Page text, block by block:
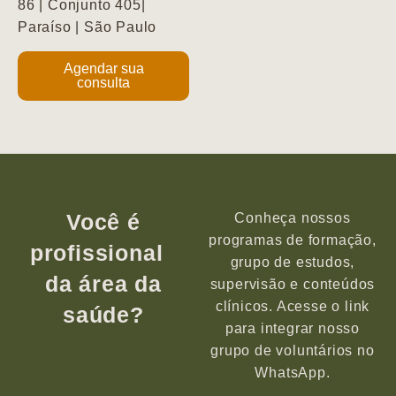
86 | Conjunto 405|
Paraíso | São Paulo
Agendar sua
consulta
Você é
profissional
da área da
saúde?
Conheça nossos
programas de formação,
grupo de estudos,
supervisão e conteúdos
clínicos. Acesse o link
para integrar nosso
grupo de voluntários no
WhatsApp.